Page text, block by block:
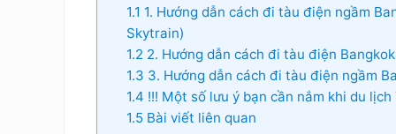
1.1 1. Hướng dẫn cách đi tàu điện ngầm
Skytrain)
1.2 2. Hướng dẫn cách đi tàu điện
1.3 3. Hướng dẫn cách đi tàu điện ngầm
1.4 !!! Một số lưu ý bạn cần nắm khi du lịch
1.5Bài viết liên quan